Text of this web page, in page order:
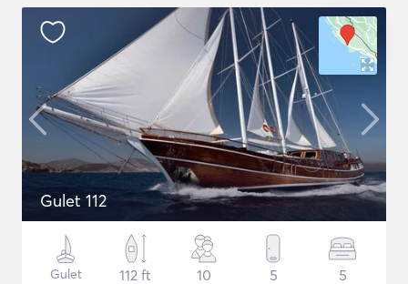
Gulet 112
Gulet
112 ft
10 5 5